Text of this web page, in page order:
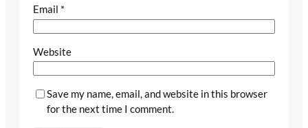
Email *
Website
Save my name, email, and website in this browser
for the next time I comment.